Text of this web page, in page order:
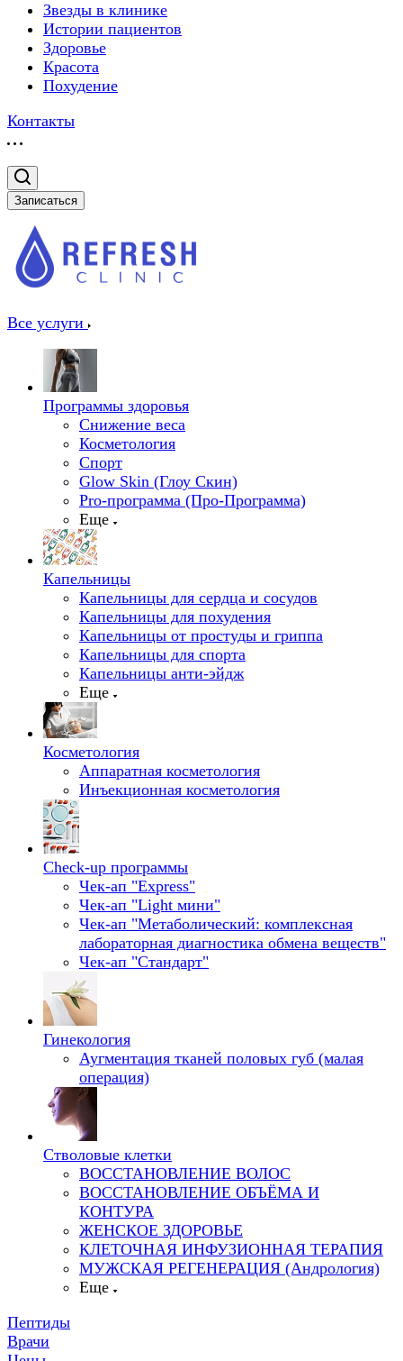
Звезды в клинике
Истории пациентов
Здоровье
Красота
Похудение
Контакты
Записаться
Все услуги
Программы здоровья
Снижение веса
Косметология
Спорт
Glow Skin (Глоу Скин)
Pro-программа (Про-Программа)
Еще
Капельницы
Капельницы для сердца и сосудов
Капельницы для похудения
Капельницы от простуды и гриппа
Капельницы для спорта
Капельницы анти-эйдж
Еще
Косметология
Аппаратная косметология
Инъекционная косметология
Check-up программы
Чек-ап "Express"
Чек-ап "Light мини"
Чек-ап "Метаболический: комплексная
лабораторная диагностика обмена веществ"
Чек-ап "Стандарт"
Гинекология
Аугментация тканей половых губ (малая
операция)
Стволовые клетки
ВОССТАНОВЛЕНИЕ ВОЛОС
ВОССТАНОВЛЕНИЕ ОБЪЁМА И
КОНТУРА
ЖЕНСКОЕ ЗДОРОВЬЕ
КЛЕТОЧНАЯ ИНФУЗИОННАЯ ТЕРАПИЯ
МУЖСКАЯ РЕГЕНЕРАЦИЯ (Андрология)
Еще
Пептиды
Врачи